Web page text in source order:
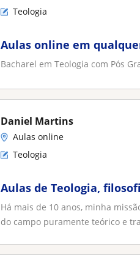
Teologia
Aulas online em
Bacharel em Teologia com Pós
Daniel Martins
Aulas online
Teologia
Aulas de Teologia,
Há mais de 10 anos, minha
do campo puramente teórico e